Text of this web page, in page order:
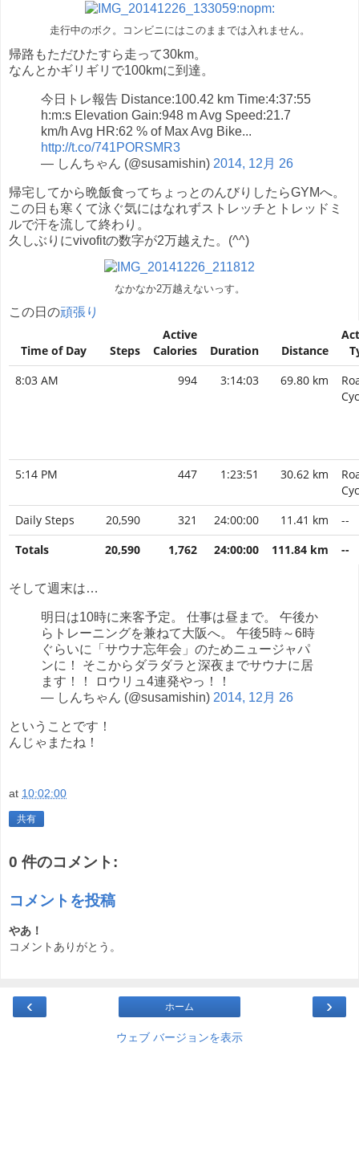
走行中のボク。コンビニにはこのままでは入れません。
帰路もただひたすら走って30km。
なんとかギリギリで100kmに到達。
今日トレ報告 Distance:100.42 km Time:4:37:55
h:m:s Elevation Gain:948 m Avg Speed:21.7
km/h Avg HR:62 % of Max Avg Bike...
http://t.co/741PORSMR3
— しんちゃん (@susamishin) 2014, 12月 26
帰宅してから晩飯食ってちょっとのんびりしたらGYMへ。
この日も寒くて泳ぐ気にはなれずストレッチとトレッドミ
ルで汗を流して終わり。
久しぶりにvivofitの数字が2万越えた。(^^)
なかなか2万越えないっす。
この日の頑張り
Time of Day Steps
Active
Calories
Duration Distance
8:03 AM
994 3:14:03 69.80 km
5:14 PM 447 1:23:51 30.62 km
Daily Steps
20,590 321 24:00:00 11.41 km
--
Totals
20,590 1,762 24:00:00 111.84 km --
そして週末は…
明日は10時に来客予定。 仕事は昼まで。 午後か
らトレーニングを兼ねて大阪へ。 午後5時～6時
ぐらいに「サウナ忘年会」のためニュージャパ
ンに！ そこからダラダラと深夜までサウナに居
ます！！ ロウリュ4連発やっ！！
— しんちゃん (@susamishin) 2014, 12月 26
ということです！
んじゃまたね！
at 10:02:00
共有
0 件のコメント:
コメントを投稿
やあ！
コメントありがとう。
‹ ›
ホーム
ウェブ バージョンを表示